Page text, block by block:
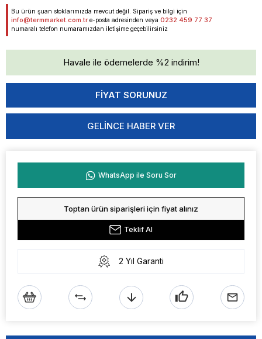
Bu ürün şuan stoklarımızda mevcut değil. Sipariş ve bilgi için
info@termmarket.com.tr e-posta adresinden veya 0232 459 77 37
numaralı telefon numaramızdan iletişime geçebilirsiniz
Havale ile ödemelerde %2 indirim!
GELINCE HABER VER
WhatsApp ile Soru Sor
Toptan ürün siparişleri için fiyat alınız
Teklif Al
2 Yıl Garanti